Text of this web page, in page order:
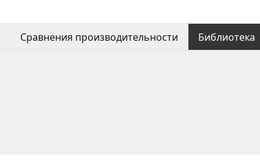
Сравнения производительности Библиотека